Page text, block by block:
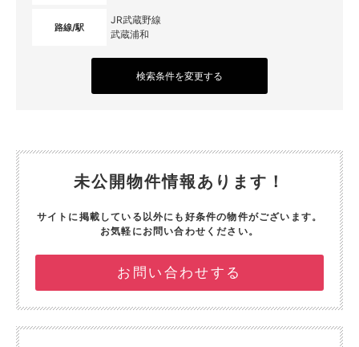
路線/駅
JR武蔵野線
武蔵浦和
検索条件を変更する
未公開物件情報あります！
サイトに掲載している以外にも好条件の物件がございます。
お気軽にお問い合わせください。
お問い合わせする